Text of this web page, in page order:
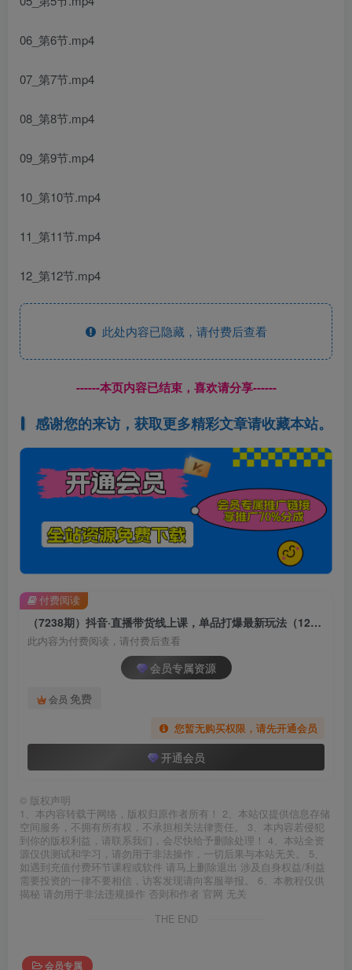
06_第6节.mp4
07_第7节.mp4
08_第8节.mp4
09_第9节.mp4
10_第10节.mp4
11_第11节.mp4
12_第12节.mp4
此处内容已隐藏，请付费后查看
------本页内容已结束，喜欢请分享------
感谢您的来访，获取更多精彩文章请收藏本站。
（7238期）抖音·直播带货线上课，单品打爆最新玩法（12节课）
此内容为付费阅读，请付费后查看
会员专属资源
会员 免费
您暂无购买权限，请先开通会员
开通会员
付费阅读
© 版权声明
1、本内容转载于网络，版权归原作者所有！ 2、本站仅提供信息存储
空间服务，不拥有所有权，不承担相关法律责任。 3、本内容若侵犯
到你的版权利益，请联系我们，会尽快给予删除处理！ 4、本站全资
源仅供测试和学习，请勿用于非法操作，一切后果与本站无关。 5、
如遇到充值付费环节课程或软件 请马上删除退出 涉及自身权益/利益
需要投资的一律不要相信，访客发现请向客服举报。 6、本教程仅供
揭秘 请勿用于非法违规操作 否则和作者 官网 无关
THE END
会员专属